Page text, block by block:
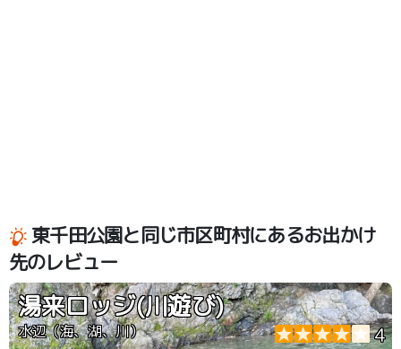
東千田公園と同じ市区町村にあるお出かけ
先のレビュー
湯来ロッジ(川遊び)
水辺（海、湖、川） 4